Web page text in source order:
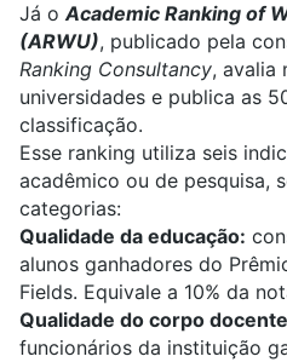
Já oAcademic Ranking of
(ARWU), publicado pela
Ranking Consultancy, avalia
universidades e publica as
classificação.
Esse ranking utiliza seis
acadêmico ou de pesquisa,
categorias:
Qualidade da educação:
alunos ganhadores do
Fields. Equivale a 10% da
Qualidade do corpo
funcionários da instituição